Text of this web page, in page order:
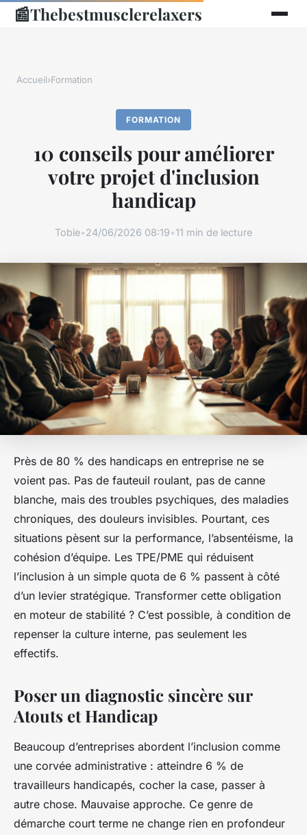
📰Thebestmusclerelaxers
Accueil›Formation
FORMATION
10 conseils pour améliorer
votre projet d'inclusion
handicap
Tobie•24/06/2026 08:19•11 min de lecture
Près de 80 % des handicaps en entreprise ne se
voient pas. Pas de fauteuil roulant, pas de canne
blanche, mais des troubles psychiques, des maladies
chroniques, des douleurs invisibles. Pourtant, ces
situations pèsent sur la performance, l’absentéisme, la
cohésion d’équipe. Les TPE/PME qui réduisent
l’inclusion à un simple quota de 6 % passent à côté
d’un levier stratégique. Transformer cette obligation
en moteur de stabilité ? C’est possible, à condition de
repenser la culture interne, pas seulement les
effectifs.
Poser un diagnostic sincère sur
Atouts et Handicap
Beaucoup d’entreprises abordent l’inclusion comme
une corvée administrative : atteindre 6 % de
travailleurs handicapés, cocher la case, passer à
autre chose. Mauvaise approche. Ce genre de
démarche court terme ne change rien en profondeur